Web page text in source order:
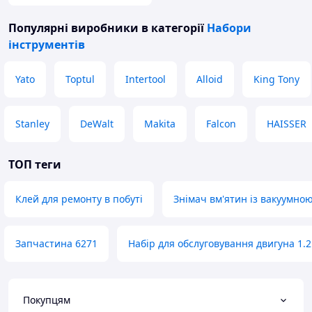
Популярні виробники в категорії Набори
інструментів
Yato Toptul Intertool Alloid King Tony
Stanley DeWalt Makita Falcon HAISSER
ТОП теги
Клей для ремонту в побуті Знімач вм'ятин із
Запчастина 6271 Набір для обслуговування двигуна 1.2
Покупцям